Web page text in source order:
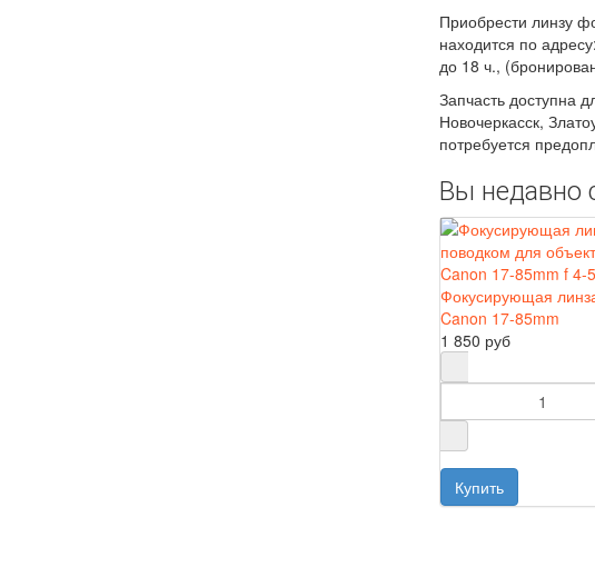
Приобрести линзу
находится по
до 18 ч.,
Запчасть доступна
Новочеркасск,
потребуется
Вы недавно
Фокусирующая
Canon 17-85mm
1 850 руб